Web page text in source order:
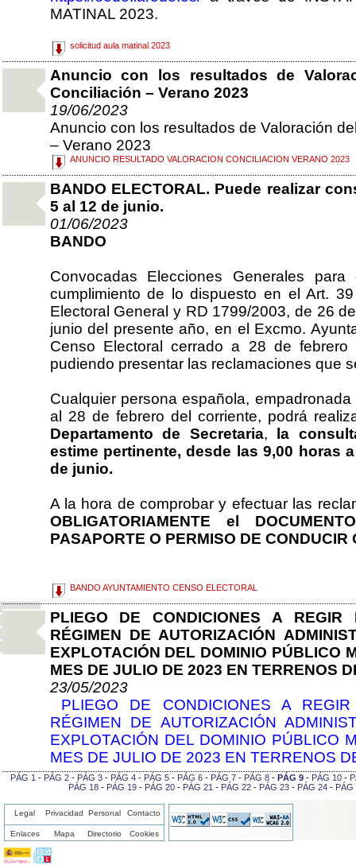
MATINAL 2023.
solicitud aula matinal 2023
Anuncio con los resultados de
Conciliación – Verano 2023
19/06/2023
Anuncio con los resultados de Valoración
– Verano 2023
ANUNCIO RESULTADO VALORACION CONCILIACION VERANO 2023
BANDO ELECTORAL. Puede realizar
5 al 12 de junio.
01/06/2023
BANDO
Convocadas Elecciones Generales
cumplimiento de lo dispuesto en el Art.
Electoral General y RD 1799/2003, de 26
junio del presente año, en el Excmo.
Censo Electoral cerrado a 28 de
pudiendo presentar las reclamaciones que
Cualquier persona española,
al 28 de febrero del corriente, podrá
Departamento de Secretaria,
la
estime pertinente, desde las 9,00 horas
de junio.
A la hora de comprobar y efectuar las
OBLIGATORIAMENTE el
PASAPORTE O PERMISO DE CONDUCIR
BANDO AYUNTAMIENTO CENSO ELECTORAL
PLIEGO DE CONDICIONES A
RÉGIMEN DE AUTORIZACIÓN
EXPLOTACIÓN DEL DOMINIO PÚBLICO
MES DE JULIO DE 2023 EN TERRENOS
23/05/2023
PLIEGO DE CONDICIONES A
RÉGIMEN DE AUTORIZACIÓN
EXPLOTACIÓN DEL DOMINIO PÚBLICO
MES DE JULIO DE 2023 EN TERRENOS
PÁG 1 - PÁG 2 - PÁG 3 - PÁG 4 - PÁG 5 - PÁG 6 - PÁG 7 - PÁG 8 - PÁG 9 - PÁG 10 -
PÁG 18- PÁG 19- PÁG 20- PÁG 21 - PÁG 22- PÁG 23- PÁG 24- PÁG
Legal Privacidad Personal Contacto
Enlaces Mapa Directorio Cookies